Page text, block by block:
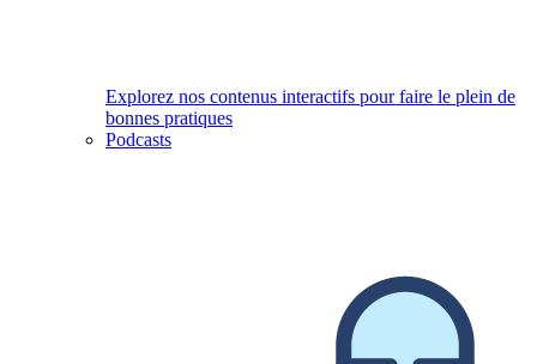
Explorez nos contenus interactifs pour faire le plein de
bonnes pratiques
Podcasts